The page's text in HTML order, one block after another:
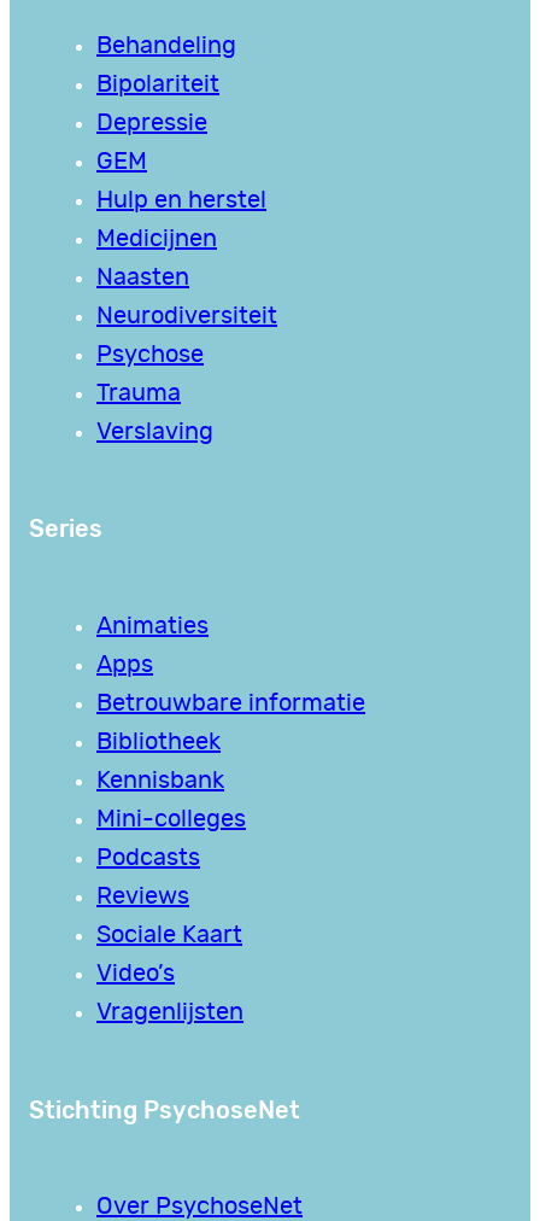
Behandeling
Bipolariteit
Depressie
GEM
Hulp en herstel
Medicijnen
Naasten
Neurodiversiteit
Psychose
Trauma
Verslaving
Series
Animaties
Apps
Betrouwbare informatie
Bibliotheek
Kennisbank
Mini-colleges
Podcasts
Reviews
Sociale Kaart
Video’s
Vragenlijsten
Stichting PsychoseNet
Over PsychoseNet